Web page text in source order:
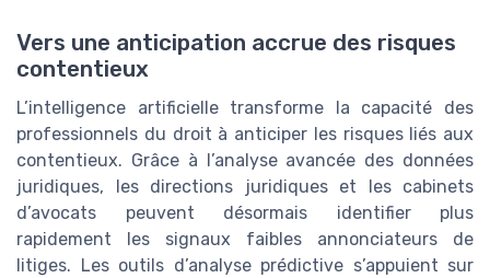
Vers une anticipation accrue des risques
contentieux
L’intelligence artificielle transforme la capacité des
professionnels du droit à anticiper les risques liés aux
contentieux. Grâce à l’analyse avancée des données
juridiques, les directions juridiques et les cabinets
d’avocats peuvent désormais identifier plus
rapidement les signaux faibles annonciateurs de
litiges. Les outils d’analyse prédictive s’appuient sur